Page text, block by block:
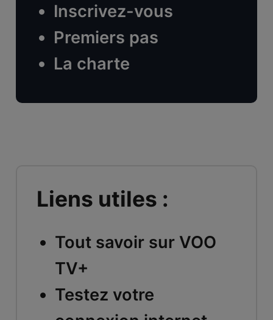
Inscrivez-vous
Premiers pas
La charte
Liens utiles :
Tout savoir sur VOO
TV+
Testez votre